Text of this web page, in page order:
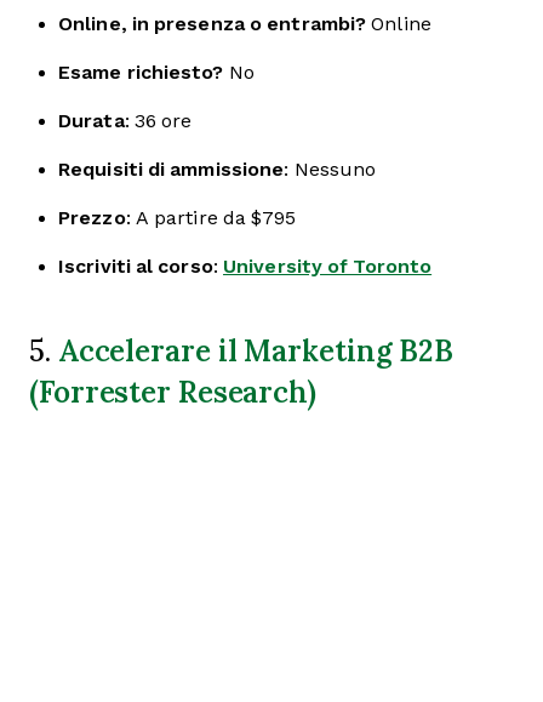
Online, in presenza o entrambi? Online
Esame richiesto? No
Durata: 36 ore
Requisiti di ammissione: Nessuno
Prezzo: A partire da $795
Iscriviti al corso: University of Toronto
5. Accelerare il Marketing B2B
(Forrester Research)